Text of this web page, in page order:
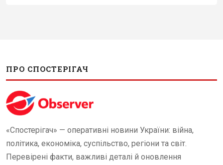
ПРО СПОСТЕРІГАЧ
«Спостерігач» — оперативні новини України: війна,
політика, економіка, суспільство, регіони та світ.
Перевірені факти, важливі деталі й оновлення